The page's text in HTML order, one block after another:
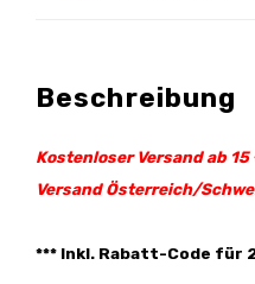
Beschreibung
Kostenloser Versand ab
Versand Österreich/
*** Inkl. Rabatt-Code für